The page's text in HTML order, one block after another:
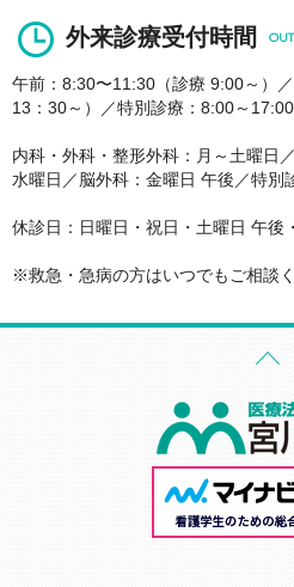
外来診療受付時間
午前：8:30〜11:30（診療 9:00～）
13：30～）／特別診療：8:00～17:00
内科・外科・整形外科：月～土曜日
水曜日／脳外科：金曜日 午後／特別
休診日：日曜日・祝日・土曜日 午後
※救急・急病の方はいつでもご相談